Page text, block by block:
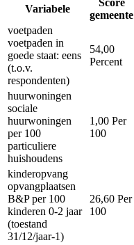
Variabele
Score
gemeente
voetpaden
voetpaden in
goede staat: eens
(t.o.v.
respondenten)
54,00
Percent
huurwoningen
sociale
huurwoningen
per 100
particuliere
huishoudens
1,00 Per
100
kinderopvang
opvangplaatsen
B&P per 100
kinderen 0-2 jaar
(toestand
31/12/jaar-1)
26,60 Per
100